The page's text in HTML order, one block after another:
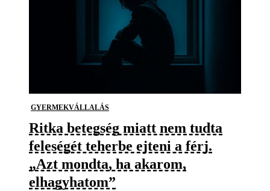
GYERMEKVÁLLALÁS
Ritka betegség miatt nem tudta
feleségét teherbe ejteni a férj.
„Azt mondta, ha akarom,
elhagyhatom”